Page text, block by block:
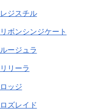
レジスチル
リボンシンジケート
ルージュラ
リリーラ
ロッジ
ロズレイド